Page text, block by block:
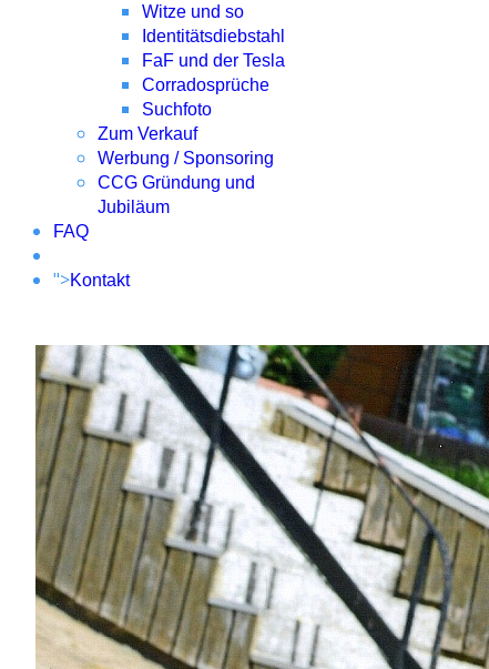
Witze und so
Identitätsdiebstahl
FaF und der Tesla
Corradosprüche
Suchfoto
Zum Verkauf
Werbung / Sponsoring
CCG Gründung und
Jubiläum
FAQ
">Kontakt